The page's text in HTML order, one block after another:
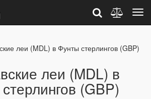
леи (MDL) в Фунты стерлингов (GBP)
леи (MDL) в
(GBP)